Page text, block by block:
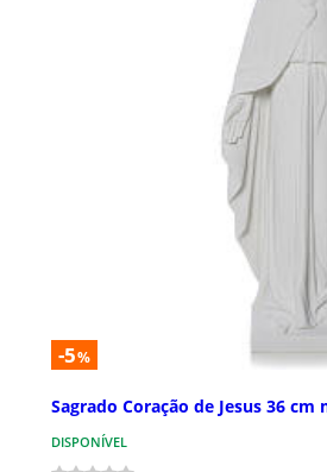
-5%
Sagrado Coração de Jesus 36
DISPONÍVEL